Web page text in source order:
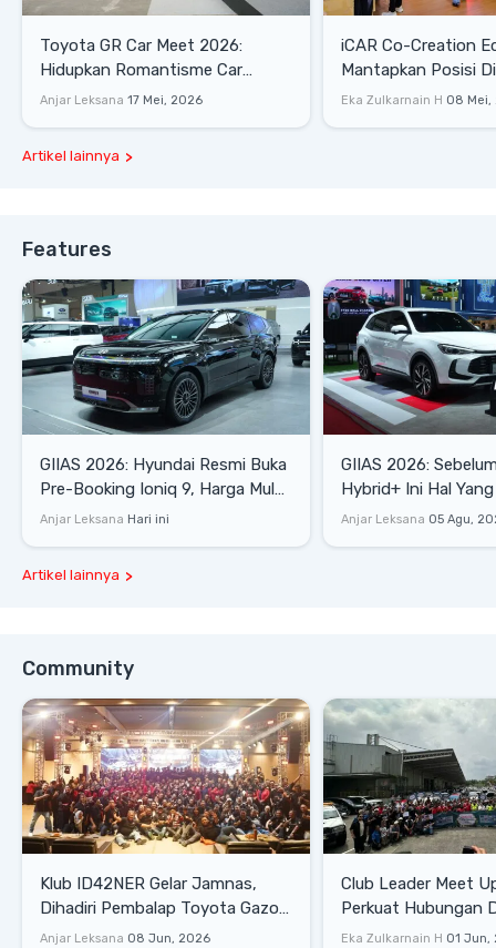
Toyota GR Car Meet 2026:
Hidupkan Romantisme Car
Culture Era 90-an
Anjar Leksana 17 Mei, 2026
iCAR Co-Creation
Mantapkan Posisi
Gaya Hidup
Eka Zulkarnain H 08 Mei,
Artikel lainnya
Features
GIIAS 2026: Hyundai Resmi Buka
Pre-Booking Ioniq 9, Harga Mulai
Rp1,49 Miliar
Anjar Leksana Hari ini
GIIAS 2026:
Hybrid+ Ini Hal
Diketahui
Anjar Leksana 05 Agu,
Artikel lainnya
Community
Klub ID42NER Gelar Jamnas,
Dihadiri Pembalap Toyota Gazoo
Racing
Anjar Leksana 08 Jun, 2026
Club Leader Meet
Perkuat Hubungan
Dengan Komunitas
Eka Zulkarnain H 01 Jun,